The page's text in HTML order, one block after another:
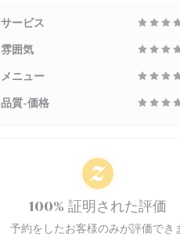
サービス
雰囲気
メニュー
品質-価格
100% 証明された評価
予約をしたお客様のみが評価でき